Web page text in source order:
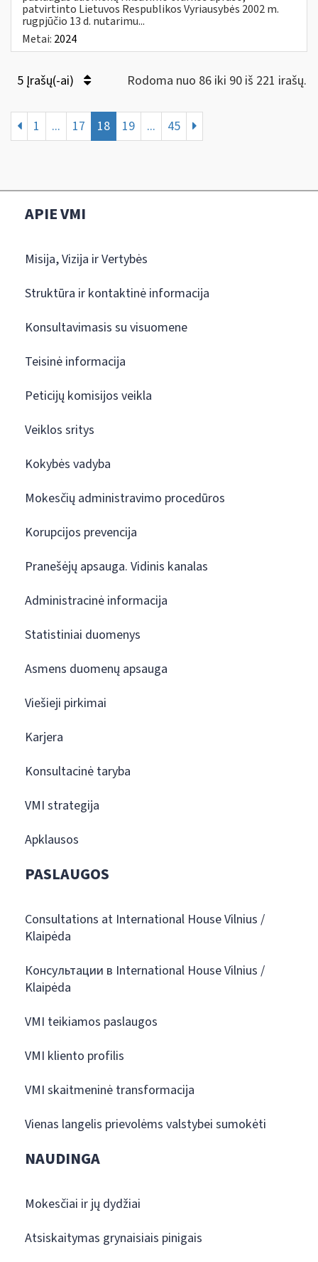
patvirtinto Lietuvos Respublikos Vyriausybės 2002 m.
rugpjūčio 13 d. nutarimu...
Metai: 2024
5 Įrašų(-ai) Rodoma nuo 86 iki 90 iš 221 irašų.
1 ... 17 18 19 ... 45
APIE VMI
Misija, Vizija ir Vertybės
Struktūra ir kontaktinė informacija
Konsultavimasis su visuomene
Teisinė informacija
Peticijų komisijos veikla
Veiklos sritys
Kokybės vadyba
Mokesčių administravimo procedūros
Korupcijos prevencija
Pranešėjų apsauga. Vidinis kanalas
Administracinė informacija
Statistiniai duomenys
Asmens duomenų apsauga
Viešieji pirkimai
Karjera
Konsultacinė taryba
VMI strategija
Apklausos
PASLAUGOS
Consultations at International House Vilnius /
Klaipėda
Консультации в International House Vilnius /
Klaipėda
VMI teikiamos paslaugos
VMI kliento profilis
VMI skaitmeninė transformacija
Vienas langelis prievolėms valstybei sumokėti
NAUDINGA
Mokesčiai ir jų dydžiai
Atsiskaitymas grynaisiais pinigais